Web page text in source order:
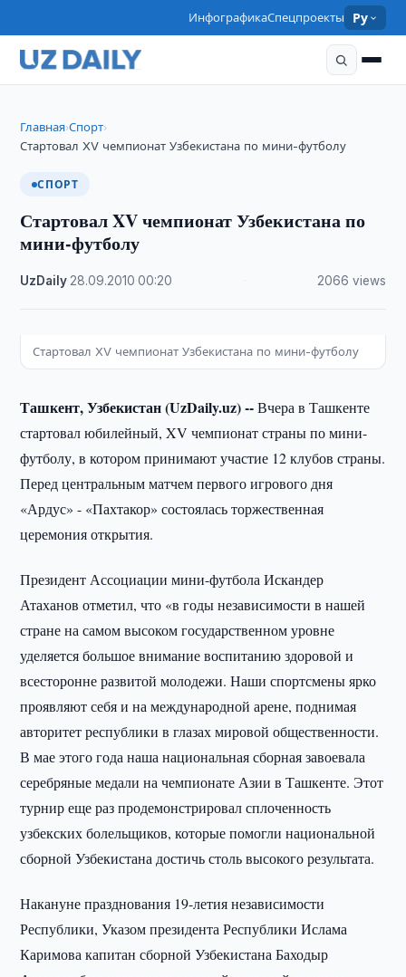
ИнфографикаСпецпроекты Ру
Главная›Спорт›
Стартовал XV чемпионат Узбекистана по мини-футболу
СПОРТ
Стартовал XV чемпионат Узбекистана по
мини-футболу
UzDaily 28.09.2010 ·00:20 2066 views
Стартовал XV чемпионат Узбекистана по мини-футболу
Ташкент, Узбекистан (UzDaily.uz) --Вчера в Ташкенте
стартовал юбилейный, XV чемпионат страны по мини-
футболу, в котором принимают участие 12 клубов страны.
Перед центральным матчем первого игрового дня
«Ардус» - «Пахтакор» состоялась торжественная
церемония открытия.
Президент Ассоциации мини-футбола Искандер
Атаханов отметил, что «в годы независимости в нашей
стране на самом высоком государственном уровне
уделяется большое внимание воспитанию здоровой и
всесторонне развитой молодежи. Наши спортсмены ярко
проявляют себя и на международной арене, поднимая
авторитет республики в глазах мировой общественности.
В мае этого года наша национальная сборная завоевала
серебряные медали на чемпионате Азии в Ташкенте. Этот
турнир еще раз продемонстрировал сплоченность
узбекских болельщиков, которые помогли национальной
сборной Узбекистана достичь столь высокого результата.
Накануне празднования 19-летия независимости
Республики, Указом президента Республики Ислама
Каримова капитан сборной Узбекистана Баходыр